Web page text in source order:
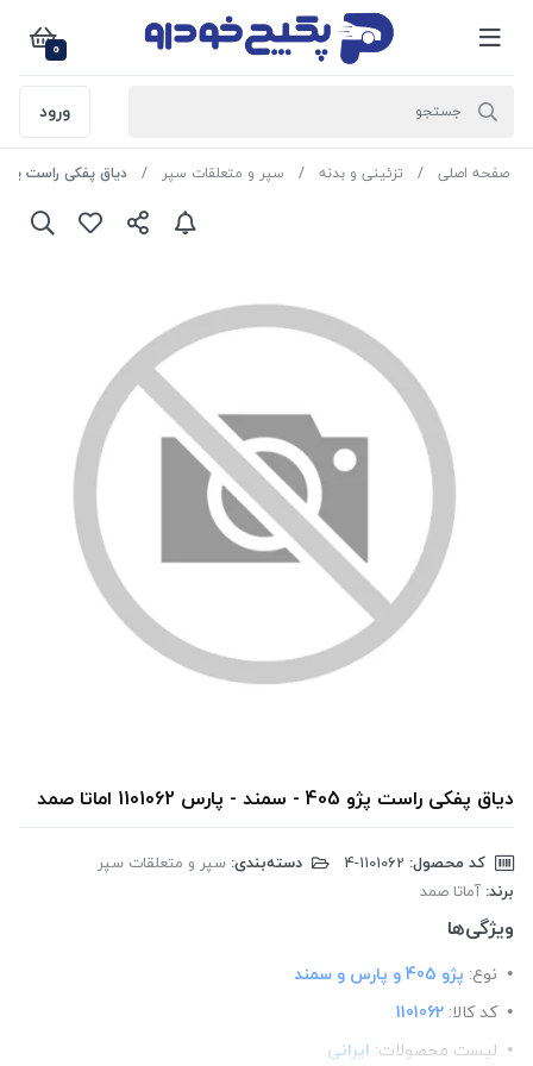
0
ورود
صفحه اصلی تزئینی و بدنه سپر و متعلقات سپر دیاق پفکی راست پژو 405 - سمند - پارس 1101062 اماتا صمد
دیاق پفکی راست پژو 405 - سمند - پارس 1101062 اماتا صمد
کد محصول: دسته‌بندی: سپر و متعلقات سپر
برند: آماتا صمد
ویژگی‌ها
نوع: پژو 405 و پارس و سمند
کد کالا: 1101062
لیست محصولات: ایرانی